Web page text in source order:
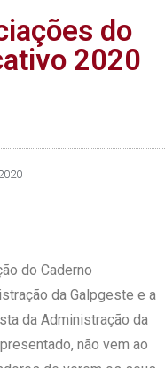
do
2020
do Caderno
da Galpgeste e a
da Administração da
não vem ao